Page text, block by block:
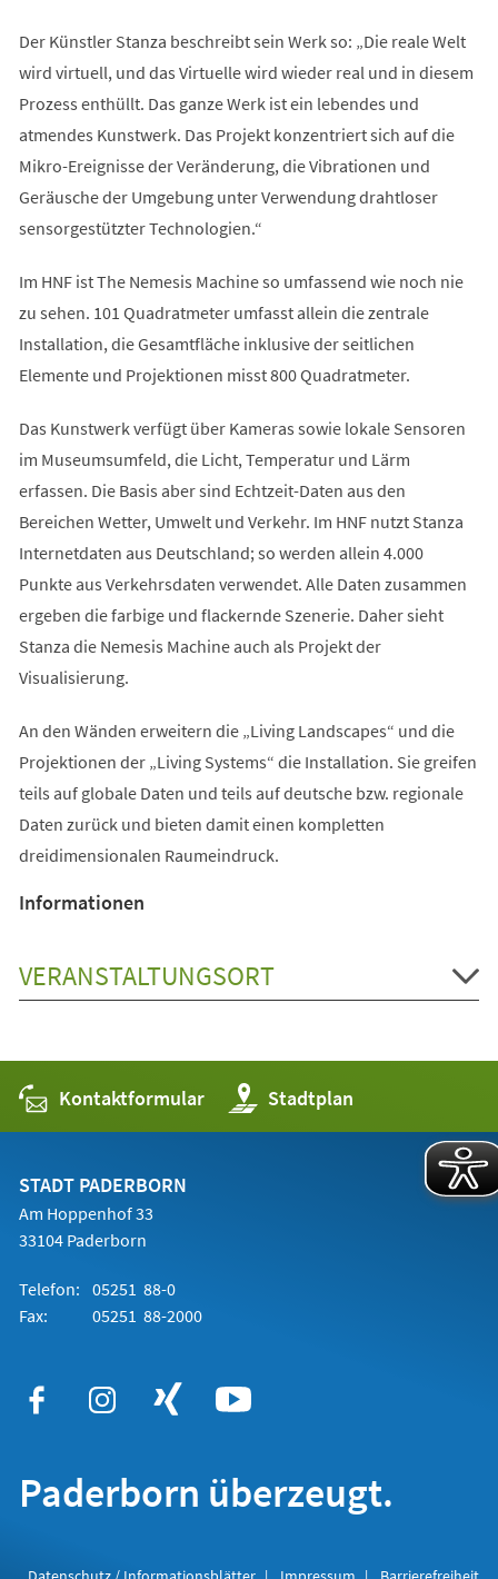
Der Künstler Stanza beschreibt sein Werk so: „Die reale Welt
wird virtuell, und das Virtuelle wird wieder real und in diesem
Prozess enthüllt. Das ganze Werk ist ein lebendes und
atmendes Kunstwerk. Das Projekt konzentriert sich auf die
Mikro-Ereignisse der Veränderung, die Vibrationen und
Geräusche der Umgebung unter Verwendung drahtloser
sensorgestützter Technologien.“
Im HNF ist The Nemesis Machine so umfassend wie noch nie
zu sehen. 101 Quadratmeter umfasst allein die zentrale
Installation, die Gesamtfläche inklusive der seitlichen
Elemente und Projektionen misst 800 Quadratmeter.
Das Kunstwerk verfügt über Kameras sowie lokale Sensoren
im Museumsumfeld, die Licht, Temperatur und Lärm
erfassen. Die Basis aber sind Echtzeit-Daten aus den
Bereichen Wetter, Umwelt und Verkehr. Im HNF nutzt Stanza
Internetdaten aus Deutschland; so werden allein 4.000
Punkte aus Verkehrsdaten verwendet. Alle Daten zusammen
ergeben die farbige und flackernde Szenerie. Daher sieht
Stanza die Nemesis Machine auch als Projekt der
Visualisierung.
An den Wänden erweitern die „Living Landscapes“ und die
Projektionen der „Living Systems“ die Installation. Sie greifen
teils auf globale Daten und teils auf deutsche bzw. regionale
Daten zurück und bieten damit einen kompletten
dreidimensionalen Raumeindruck.
Informationen
VERANSTALTUNGSORT
Kontaktformular Stadtplan
(Öffnet
in
einem
STADT PADERBORN
Am Hoppenhof 33
33104 Paderborn
Telefon: 05251 88-0
Fax:
05251 88-2000
Paderborn überzeugt.